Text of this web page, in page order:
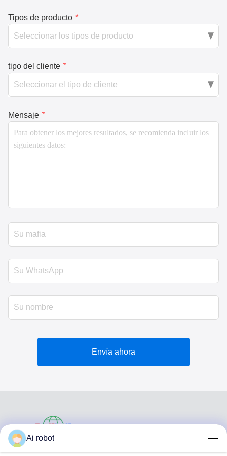
Tipos de producto *
tipo del cliente *
Mensaje *
Envía ahora
VIVI DENTAI
Ai robot